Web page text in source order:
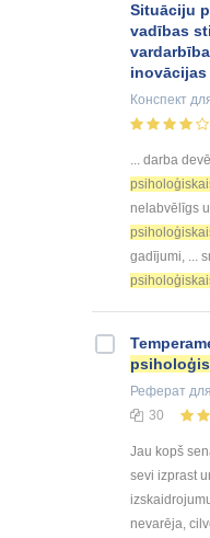
Situāciju
vadības
inovācijas
Конспект
... darba
nelabvēlīgs
gadījumi, ...
Реферат
30
Jau kopš
sevi izprast
nevarēja,